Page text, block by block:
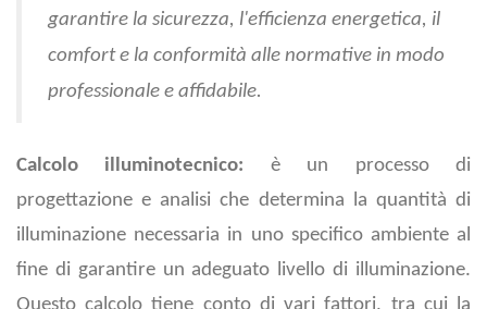
garantire la sicurezza, l'efficienza energetica, il
comfort e la conformità alle normative in modo
professionale e affidabile.
Calcolo illuminotecnico: è un processo di
progettazione e analisi che determina la quantità di
illuminazione necessaria in uno specifico ambiente al
fine di garantire un adeguato livello di illuminazione.